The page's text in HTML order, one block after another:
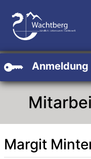
Anmeldung
Margit